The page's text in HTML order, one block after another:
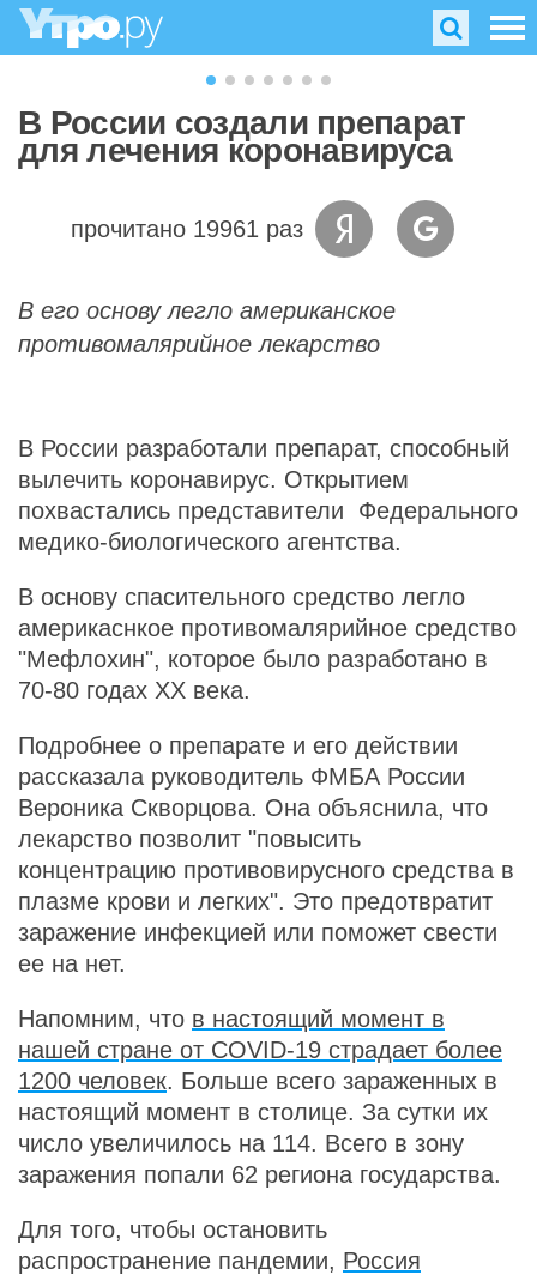
В России создали препарат
для лечения коронавируса
прочитано 19961 раз
В его основу легло американское
противомалярийное лекарство
В России разработали препарат, способный
вылечить коронавирус. Открытием
похвастались представители Федерального
медико-биологического агентства.
В основу спасительного средство легло
америкаснкое противомалярийное средство
"Мефлохин", которое было разработано в
70-80 годах XX века.
Подробнее о препарате и его действии
рассказала руководитель ФМБА России
Вероника Скворцова. Она объяснила, что
лекарство позволит "повысить
концентрацию противовирусного средства в
плазме крови и легких". Это предотвратит
заражение инфекцией или поможет свести
ее на нет.
Напомним, что в настоящий момент в
нашей стране от COVID-19 страдает более
1200 человек. Больше всего зараженных в
настоящий момент в столице. За сутки их
число увеличилось на 114. Всего в зону
заражения попали 62 региона государства.
Для того, чтобы остановить
распространение пандемии, Россия